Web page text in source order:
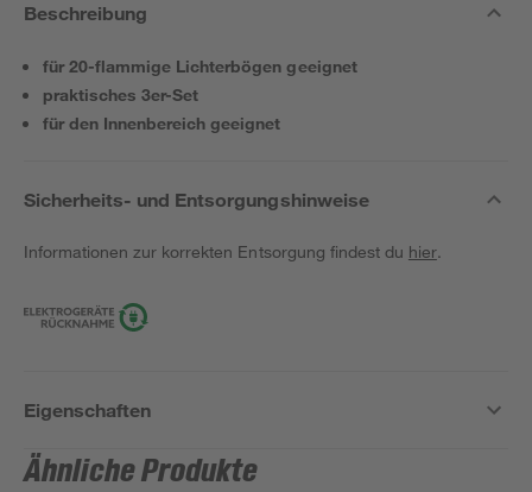
Beschreibung
für 20-flammige Lichterbögen geeignet
praktisches 3er-Set
für den Innenbereich geeignet
Sicherheits- und Entsorgungshinweise
Informationen zur korrekten Entsorgung findest du hier.
Eigenschaften
Ähnliche Produkte